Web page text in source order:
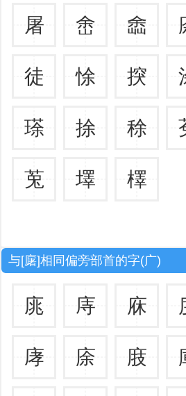
屠 峹 嵞
徒 悇 揬
瑹 捈 稌
莵 墿 檡
与[廜]相同偏旁部首的字(广)
庣 庤 庥
庨 庩 庪